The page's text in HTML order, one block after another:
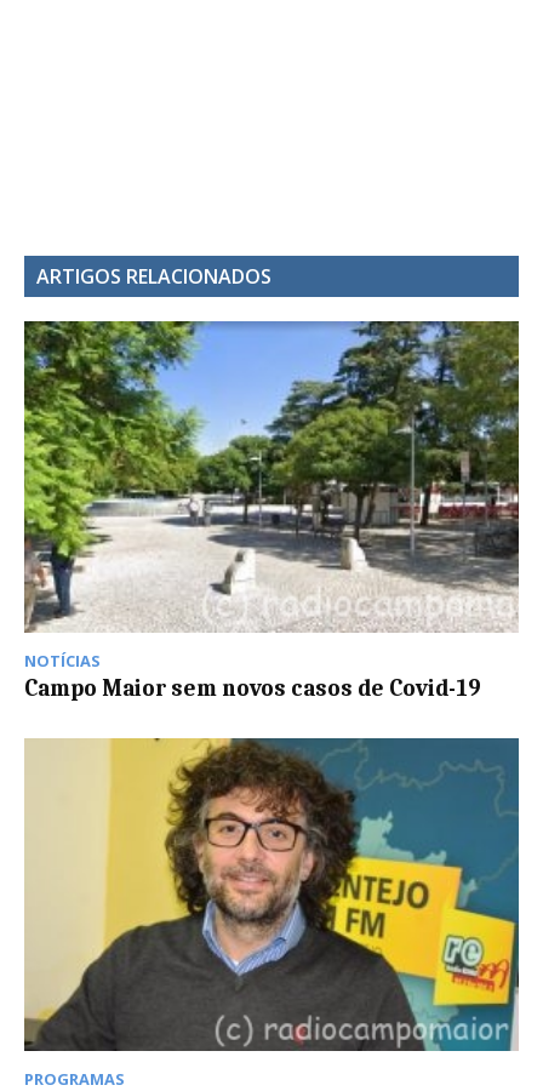
ARTIGOS RELACIONADOS
NOTÍCIAS
Campo Maior sem novos casos de Covid-19
PROGRAMAS